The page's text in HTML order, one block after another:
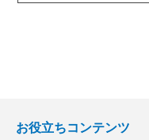
お役立ちコンテンツ